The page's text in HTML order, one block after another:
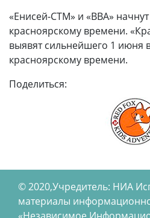
«Енисей-СТМ» и «ВВА»
красноярскому времени.
выявят сильнейшего 1 июня
красноярскому времени.
Поделиться:
© 2020,Учредитель: НИА
материалы